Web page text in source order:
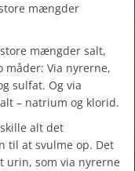
mængder
mængder salt,
Via nyrerne,
sulfat. Og via
– natrium og klorid.
alt det
til at svulme op. Det
som via nyrerne